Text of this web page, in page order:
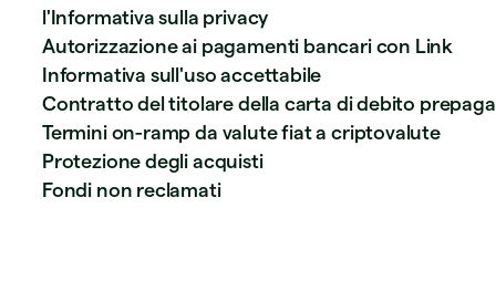
l'Informativa sulla privacy
Autorizzazione ai pagamenti bancari con Link
Informativa sull'uso accettabile
Contratto del titolare della carta di debito
Termini on-ramp da valute fiat a criptovalute
Protezione degli acquisti
Fondi non reclamati